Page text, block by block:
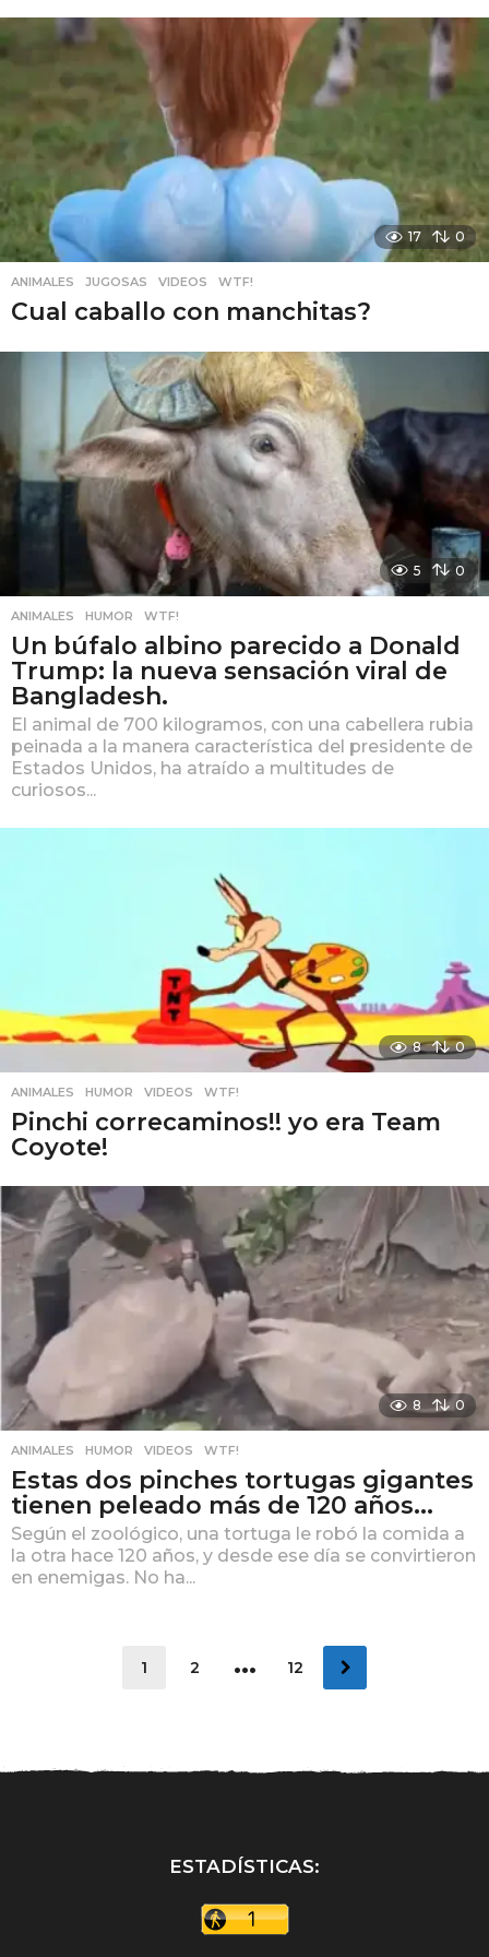
17 0
ANIMALES ,JUGOSAS ,VIDEOS ,WTF!
Cual caballo con manchitas?
5 0
ANIMALES ,HUMOR ,WTF!
Un búfalo albino parecido a Donald
Trump: la nueva sensación viral de
Bangladesh.
El animal de 700 kilogramos, con una cabellera rubia
peinada a la manera característica del presidente de
Estados Unidos, ha atraído a multitudes de
curiosos...
8 0
ANIMALES ,HUMOR ,VIDEOS ,WTF!
Pinchi correcaminos!! yo era Team
Coyote!
8 0
ANIMALES ,HUMOR ,VIDEOS ,WTF!
Estas dos pinches tortugas gigantes
tienen peleado más de 120 años...
Según el zoológico, una tortuga le robó la comida a
la otra hace 120 años, y desde ese día se convirtieron
en enemigas. No ha...
1 2 … 12
ESTADÍSTICAS: